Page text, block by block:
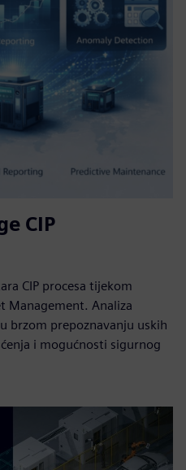
CIP
CIP procesa tijekom
Management. Analiza
brzom prepoznavanju uskih
i mogućnosti sigurnog